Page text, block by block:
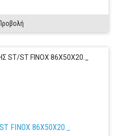
FINOX 86X50X20._